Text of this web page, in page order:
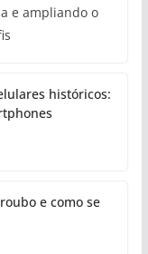
e ampliando o
históricos:
e como se